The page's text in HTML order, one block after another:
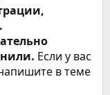
Если у вас
в теме